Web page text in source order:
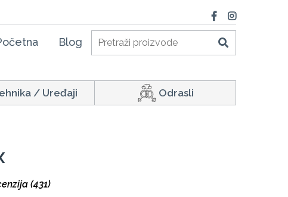
Blog
/ Uređaji Odrasli
(431)